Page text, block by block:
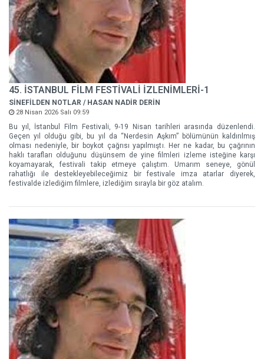
45. İSTANBUL FİLM FESTİVALİ İZLENİMLERİ-1
SİNEFİLDEN NOTLAR / HASAN NADİR DERİN
28 Nisan 2026 Salı 09:59
Bu yıl, İstanbul Film Festivali, 9-19 Nisan tarihleri arasında düzenlendi.
Geçen yıl olduğu gibi, bu yıl da “Nerdesin Aşkım” bölümünün kaldırılmış
olması nedeniyle, bir boykot çağrısı yapılmıştı. Her ne kadar, bu çağrının
haklı tarafları olduğunu düşünsem de yine filmleri izleme isteğine karşı
koyamayarak, festivali takip etmeye çalıştım. Umarım seneye, gönül
rahatlığı ile destekleyebileceğimiz bir festivale imza atarlar diyerek,
festivalde izlediğim filmlere, izlediğim sırayla bir göz atalım.